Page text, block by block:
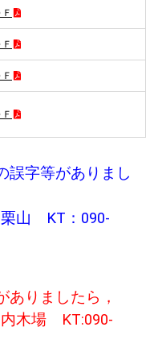
誤字等がありまし
山 KT：090-
ありましたら，
木場 KT:090-